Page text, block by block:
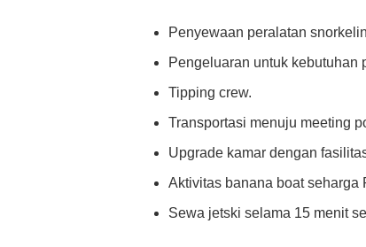
Penyewaan peralatan
Pengeluaran untuk kebutuhan
Tipping crew.
Transportasi menuju meeting
Upgrade kamar dengan
Aktivitas banana boat seharga
Sewa jetski selama 15 menit